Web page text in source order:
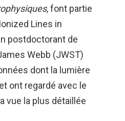
, font partie
Lines in
postdoctorant de
Webb (JWST)
dont la lumière
ont regardé avec le
vue la plus détaillée